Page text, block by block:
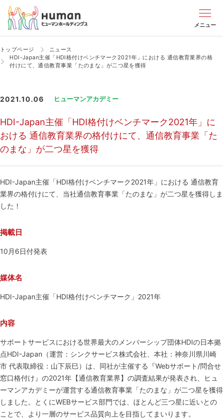
メニュー
トップページ
ニュース
HDI-Japan主催「HDI格付けベンチマーク2021年」における 通信教育業界の格
付けにて、通信教育事業「たのまな」が二つ星を獲得
2021.10.06 ヒューマンアカデミー
HDI-Japan主催「HDI格付けベンチマーク2021年」に
おける 通信教育業界の格付けにて、通信教育事業「た
のまな」が二つ星を獲得
HDI-Japan主催「HDI格付けベンチマーク2021年」における 通信教育
業界の格付けにて、当社通信教育事業「たのまな」が二つ星を獲得しま
した！
掲載日
10月6日付発表
媒体名
HDI-Japan主催「HDI格付けベンチマーク」2021年
内容
サポートサービスにおける世界最大のメンバーシップ団体HDIの日本拠
点HDI-Japan（運営：シンクサービス株式会社、本社：神奈川県川崎
市 代表取締役：山下辰巳）は、同社が主催する『Webサポート/問合せ
窓口格付け』の2021年【通信教育業界】の調査結果が発表され、ヒュ
ーマンアカデミーが運営する通信教育事業「たのまな」が二つ星を獲得
しました。とくにWEBサービス部門では、ほとんど三つ星に近いとの
ことで、より一層のサービス品質向上を目指してまいります。